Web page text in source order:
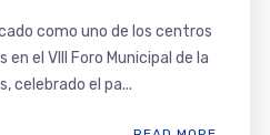
como uno de los centros
el VIII Foro Municipal de la
celebrado el pa...